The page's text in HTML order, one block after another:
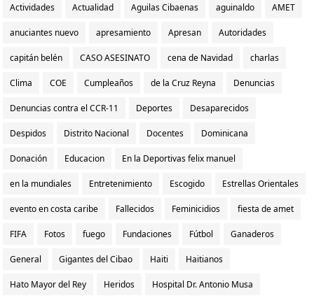
Actividades Actualidad Aguilas Cibaenas aguinaldo AMET
anuciantes nuevo apresamiento Apresan Autoridades
capitán belén CASO ASESINATO cena de Navidad charlas
Clima COE Cumpleaños de la Cruz Reyna Denuncias
Denuncias contra el CCR-11 Deportes Desaparecidos
Despidos Distrito Nacional Docentes Dominicana
Donación Educacion En la Deportivas felix manuel
en la mundiales Entretenimiento Escogido Estrellas Orientales
evento en costa caribe Fallecidos Feminicidios fiesta de amet
FIFA Fotos fuego Fundaciones Fútbol Ganaderos
General Gigantes del Cibao Haiti Haitianos
Hato Mayor del Rey Heridos Hospital Dr. Antonio Musa